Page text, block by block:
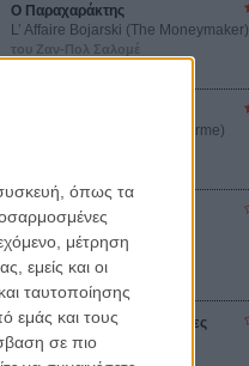
όπως τα
μέτρηση
εμείς και οι
ταυτοποίησης
εμάς και τους
σε πιο
Ο Παραχαράκτης
L’ Affaire Bojarski (The Moneymaker)
του Ζαν-Πολ Σαλομέ
Certified Copy (Copie Conforme)
Ο Κλειδαράς του Ενός
Εκατομμυρίου
Le Million
του Γκρεγκουάρ Βινιερόν
Αυτό που Ξέρουν οι Γυναίκες
Pour le Plaisir
του Ρεέμ Κερισί